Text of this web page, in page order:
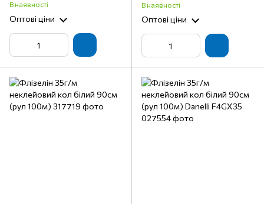
В наявності
Оптові ціни
В наявності
Оптові ціни